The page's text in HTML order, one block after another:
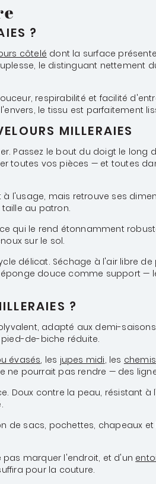
?
côtelé dont la surface
le distinguant nettement
respirabilité et facilité
le tissu est parfaitement
MILLERAIES
Passez le bout du doigt le long
toutes vos pièces — et toutes
l'usage, mais retrouve ses
au patron.
qui le rend étonnamment
sur le sol.
délicat. Séchage à l'air libre
douce comme support
?
adapté aux demi-
pied-de-biche réduite.
évasés, les jupes midi, les
pourrait pas rendre — des
Doux contre la peau, résistant
de sacs, pochettes, chapeaux
pas marquer l'endroit, et d'un
pour la couture.